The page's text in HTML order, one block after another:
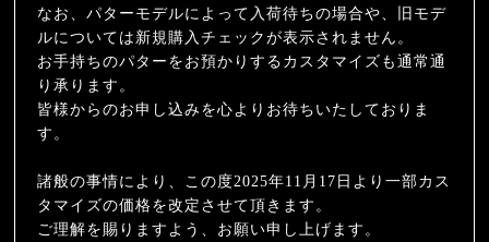
なお、パターモデルによって入荷待ちの場合や、旧モデ
ルについては新規購入チェックが表示されません。
お手持ちのパターをお預かりするカスタマイズも通常通
り承ります。
皆様からのお申し込みを心よりお待ちいたしておりま
す。
諸般の事情により、この度2025年11月17日より一部カス
タマイズの価格を改定させて頂きます。
ご理解を賜りますよう、お願い申し上げます。